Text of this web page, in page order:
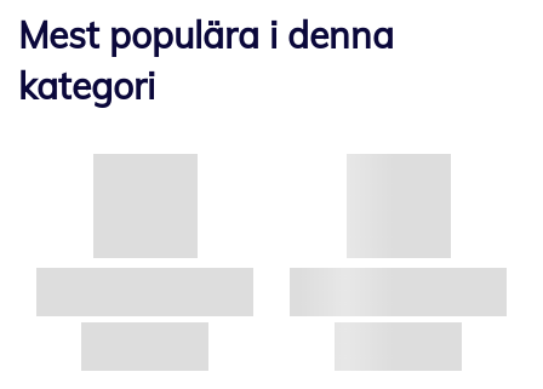
Mest populära i denna
kategori